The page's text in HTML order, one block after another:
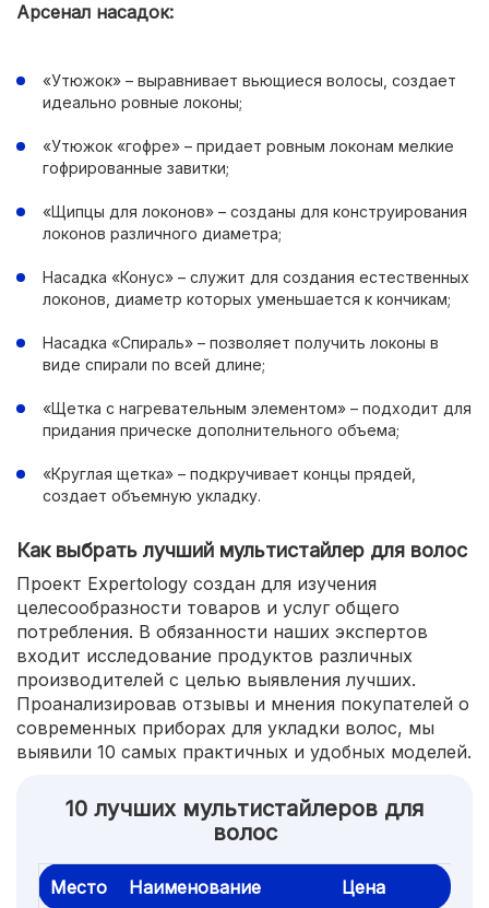
Арсенал насадок:
«Утюжок» – выравнивает вьющиеся волосы, создает
идеально ровные локоны;
«Утюжок «гофре» – придает ровным локонам мелкие
гофрированные завитки;
«Щипцы для локонов» – созданы для конструирования
локонов различного диаметра;
Насадка «Конус» – служит для создания естественных
локонов, диаметр которых уменьшается к кончикам;
Насадка «Спираль» – позволяет получить локоны в
виде спирали по всей длине;
«Щетка с нагревательным элементом» – подходит для
придания прическе дополнительного объема;
«Круглая щетка» – подкручивает концы прядей,
создает объемную укладку.
Как выбрать лучший мультистайлер для волос
Проект Expertology создан для изучения
целесообразности товаров и услуг общего
потребления. В обязанности наших экспертов
входит исследование продуктов различных
производителей с целью выявления лучших.
Проанализировав отзывы и мнения покупателей о
современных приборах для укладки волос, мы
выявили 10 самых практичных и удобных моделей.
10 лучших мультистайлеров для
волос
Место Наименование Цена